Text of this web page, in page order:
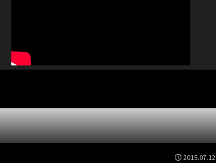
2015.07.12